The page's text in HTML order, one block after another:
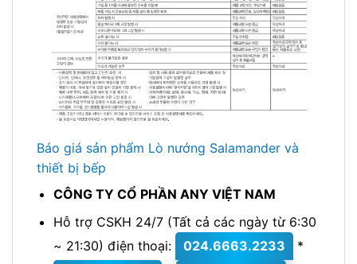
Báo giá sản phẩm Lò nướng Salamander và
thiết bị bếp
CÔNG TY CỔ PHẦN ANY VIỆT NAM
Hỗ trợ CSKH 24/7 (Tất cả các ngày từ 6:30
~ 21:30) điện thoại:
024.6663.2233
*